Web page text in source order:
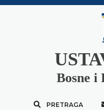
Bosne i
PRETRAGA